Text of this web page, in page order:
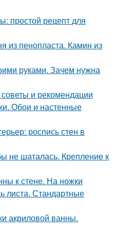
простой рецепт для
из пенопласта. Камин из
руками. Зачем нужна
и рекомендации
Обои и настенные
роспись стен в
не шаталась. Крепление к
к стене. На ножки
листа. Стандартные
акриловой ванны.